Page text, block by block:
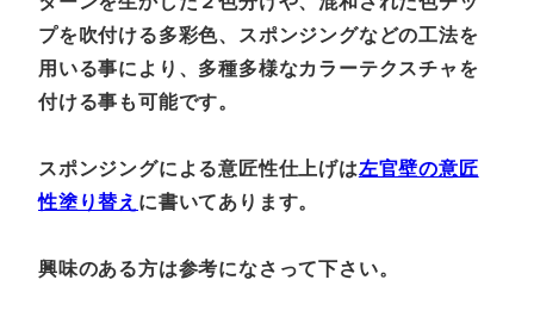
プを吹付ける多彩色、スポンジングなどの工法を
用いる事により、多種多様なカラーテクスチャを
付ける事も可能です。
スポンジングによる意匠性仕上げは左官壁の意匠
性塗り替え に書いてあります。
興味のある方は参考になさって下さい。